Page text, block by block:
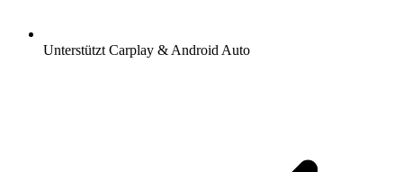
Unterstützt Carplay & Android Auto